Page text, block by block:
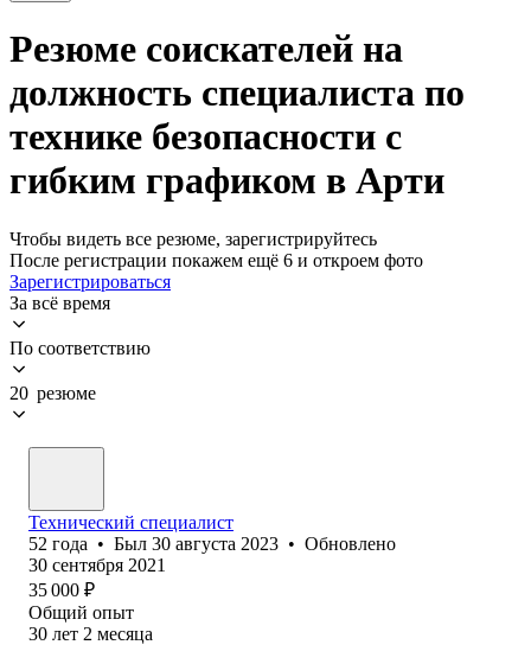
Резюме соискателей на
должность специалиста по
технике безопасности с
гибким графиком в Арти
Чтобы видеть все резюме, зарегистрируйтесь
После регистрации покажем ещё 6 и откроем фото
Зарегистрироваться
За всё время
По соответствию
20 резюме
Технический специалист
52 года • Был 30 августа 2023 • Обновлено
30 сентября 2021
35 000 ₽
Общий опыт
30 лет 2 месяца